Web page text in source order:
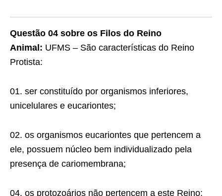
Questão 04 sobre os Filos do Reino
Animal: UFMS – São características do Reino
Protista:
01. ser constituído por organismos inferiores,
unicelulares e eucariontes;
02. os organismos eucariontes que pertencem a
ele, possuem núcleo bem individualizado pela
presença de cariomembrana;
04. os protozoários não pertencem a este Reino;